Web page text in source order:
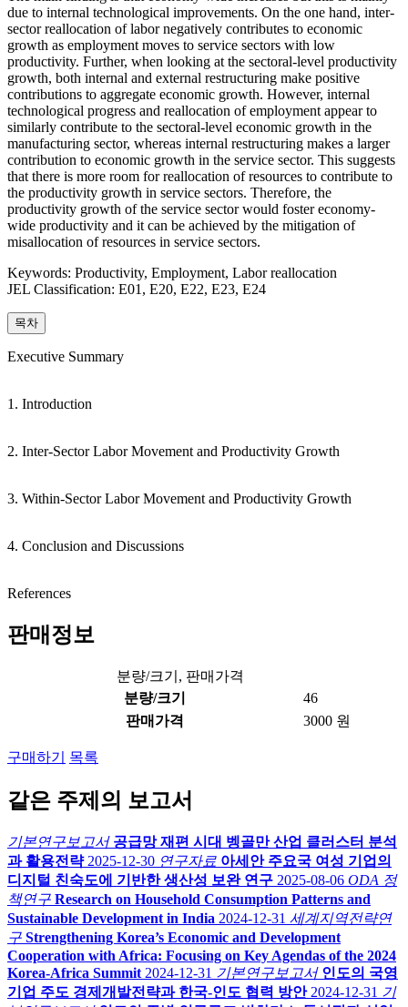
due to internal technological improvements. On the one hand, inter-
sector reallocation of labor negatively contributes to economic
growth as employment moves to service sectors with low
productivity. Further, when looking at the sectoral-level productivity
growth, both internal and external restructuring make positive
contributions to aggregate economic growth. However, internal
technological progress and reallocation of employment appear to
similarly contribute to the sectoral-level economic growth in the
manufacturing sector, whereas internal restructuring makes a larger
contribution to economic growth in the service sector. This suggests
that there is more room for reallocation of resources to contribute to
the productivity growth in service sectors. Therefore, the
productivity growth of the service sector would foster economy-
wide productivity and it can be achieved by the mitigation of
misallocation of resources in service sectors.
Keywords: Productivity, Employment, Labor reallocation
JEL Classification: E01, E20, E22, E23, E24
목차
Executive Summary
1. Introduction
2. Inter-Sector Labor Movement and Productivity Growth
3. Within-Sector Labor Movement and Productivity Growth
4. Conclusion and Discussions
References
판매정보
분량/크기, 판매가격
분량/크기
46
판매가격
3000 원
구매하기 목록
같은 주제의 보고서
기본연구보고서 공급망 재편 시대 벵골만 산업 클러스터 분석
과 활용전략 2025-12-30 연구자료 아세안 주요국 여성 기업의
디지털 친숙도에 기반한 생산성 보완 연구 2025-08-06 ODA 정
책연구 Research on Household Consumption Patterns and
Sustainable Development in India 2024-12-31 세계지역전략연
구 Strengthening Korea’s Economic and Development
Cooperation with Africa: Focusing on Key Agendas of the 2024
Korea-Africa Summit 2024-12-31 기본연구보고서 인도의 국영
기업 주도 경제개발전략과 한국-인도 협력 방안 2024-12-31 기